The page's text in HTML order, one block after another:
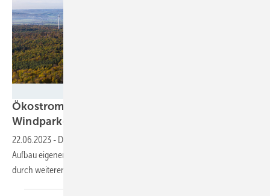
Ökostromanbieter Lichtblick kauft
Windparkentwickler
22.06.2023 - Das Hamburger Unternehmen setzt den angekündigten
Aufbau eigener Windkraft- und Photovoltaik-Erzeugungskapazitäten
durch weiteren Firmenkauf